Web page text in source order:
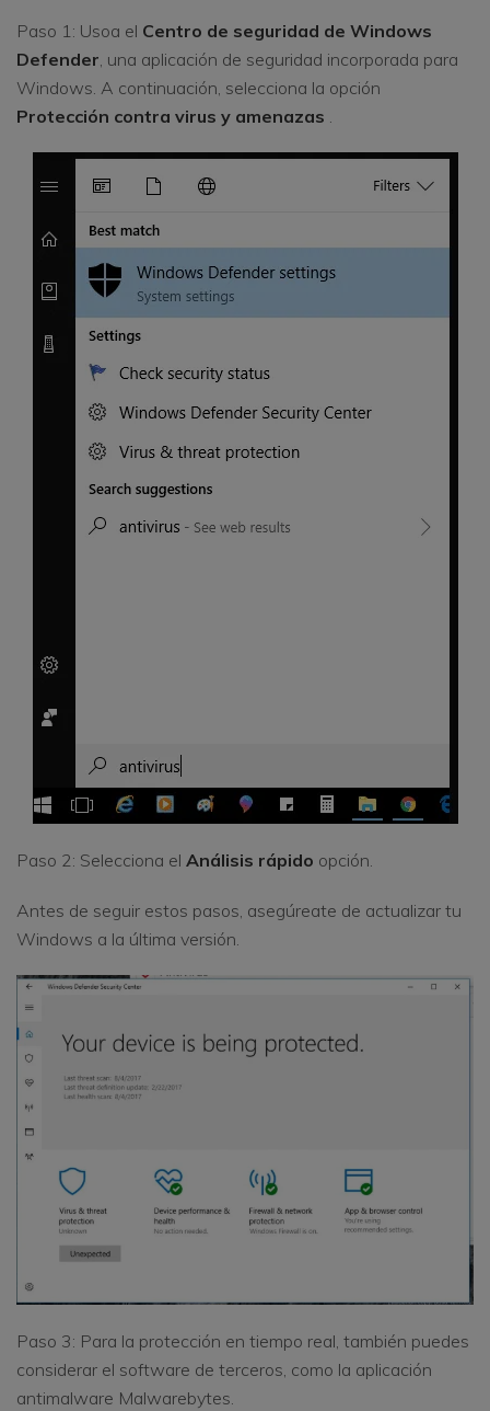
Paso 1: Usoa el Centro de seguridad de Windows
Defender , una aplicación de seguridad incorporada para
Windows. A continuación, selecciona la opción
Protección contra virus y amenazas
Paso 2: Selecciona el Análisis rápido opción.
Antes de seguir estos pasos, asegúreate de actualizar tu
Windows a la última versión.
Paso 3: Para la protección en tiempo real, también puedes
considerar el software de terceros, como la aplicación
antimalware Malwarebytes.